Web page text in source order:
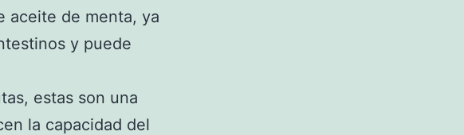
aceite de menta, ya
y puede
estas son una
la capacidad del